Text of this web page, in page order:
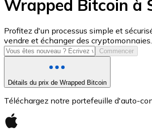
USD Coin
USDC
Wrapped Bitcoin à
Profitez d'un processus simple et
vendre et échanger des cryptomonnaies.
Commencer
Détails du prix de Wrapped Bitcoin
Téléchargez notre portefeuille d'auto-